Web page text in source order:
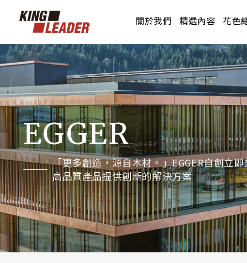
關於我們 精選內容 花色
PRODUCTS
花色總覽
威佐透過所代理的產品，透過產品結的相關
品項搭配，使產品發揮最大效益的呈現。
OUR BRAND
品牌介紹
威佐透過所代理的產品，透過產品結的相關
品項搭配，使產品發揮最大效益的呈現。
CERTIFICATION
認證測報
威佐透過所代理的產品，透過產品結的相關
品項搭配，使產品發揮最大效益的呈現。
EGGER
「更多創造，源自木材。」EGGER自創立
高品質產品提供創新的解決方案